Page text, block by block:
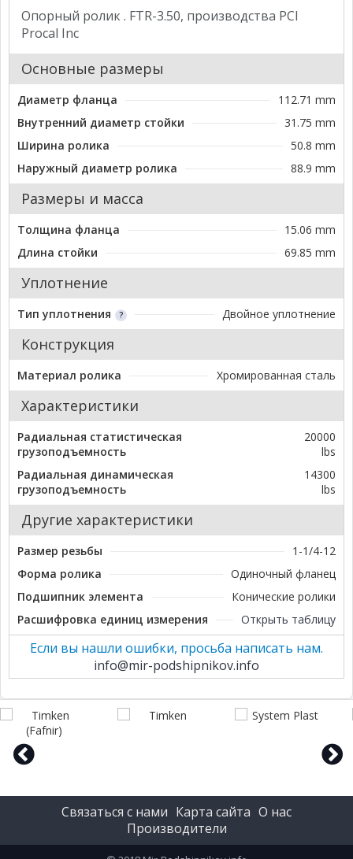
Опорный ролик . FTR-3.50, производства PCI
Procal Inc
Основные размеры
Диаметр фланца
112.71 mm
Внутренний диаметр стойки
31.75 mm
Ширина ролика
50.8 mm
Наружный диаметр ролика
88.9 mm
Размеры и масса
Толщина фланца
15.06 mm
Длина стойки
69.85 mm
Уплотнение
Тип уплотнения Двойное уплотнение
Конструкция
Материал ролика Хромированная сталь
Характеристики
Радиальная статистическая
грузоподъемность
20000
lbs
Радиальная динамическая
грузоподъемность
14300
lbs
Другие характеристики
Размер резьбы
1-1/4-12
Форма ролика
Одиночный фланец
Подшипник элемента
Конические ролики
Расшифровка единиц измерения
Открыть таблицу
Если вы нашли ошибки, просьба написать нам.
info@mir-podshipnikov.info
Связаться с нами Карта сайта О нас
Производители